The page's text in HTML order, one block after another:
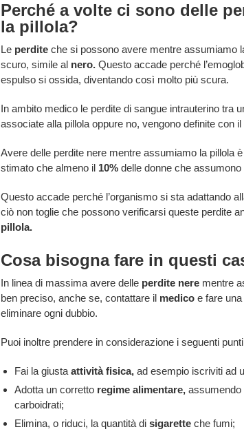
Perché a volte ci sono delle
la pillola?
Le perditeche si possono avere mentre assumiamo
scuro, simile al nero.Questo accade perché
espulso si ossida, diventando così molto più scura.
In ambito medico le perdite di sangue intrauterino tra
associate alla pillola oppure no, vengono definite con
Avere delle perdite nere mentre assumiamo la pillola
stimato che almeno il 10%delle donne che assumono
Questo accade perché l’organismo si sta adattando
ciò non toglie che possono verificarsi queste perdite
pillola.
Cosa bisogna fare in questi
In linea di massima avere delle perdite nerementre
ben preciso, anche se, contattare il medicoe fare una
eliminare ogni dubbio.
Puoi inoltre prendere in considerazione i seguenti
Fai la giusta attività fisica,ad esempio iscriviti ad
Adotta un corretto regime alimentare,assumendo
carboidrati;
Elimina, o riduci, la quantità di sigaretteche fumi;